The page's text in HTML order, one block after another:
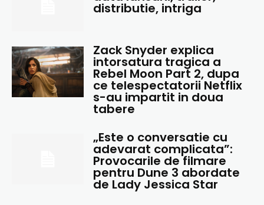
distributie, intriga
Zack Snyder explica
intorsatura tragica a
Rebel Moon Part 2, dupa
ce telespectatorii Netflix
s-au impartit in doua
tabere
„Este o conversatie cu
adevarat complicata”:
Provocarile de filmare
pentru Dune 3 abordate
de Lady Jessica Star